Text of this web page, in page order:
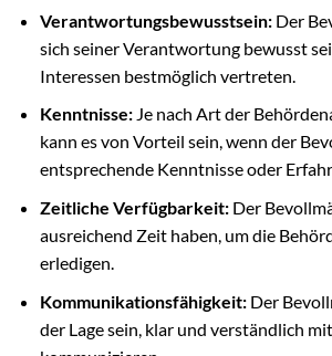
Verantwortungsbewusstsein:Der
sich seiner Verantwortung bewusst
Interessen bestmöglich vertreten.
Kenntnisse:Je nach Art der
kann es von Vorteil sein, wenn der
entsprechende Kenntnisse oder
Zeitliche Verfügbarkeit:Der
ausreichend Zeit haben, um die
erledigen.
Kommunikationsfähigkeit:Der
der Lage sein, klar und verständlich